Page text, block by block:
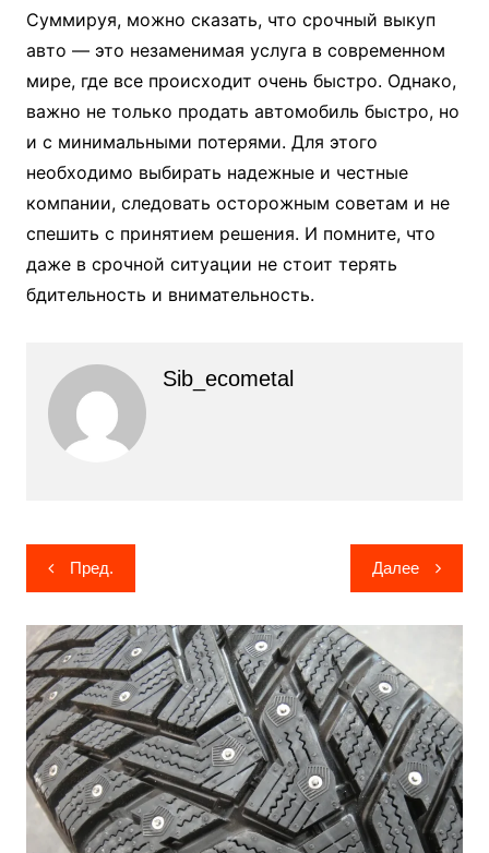
Суммируя, можно сказать, что срочный выкуп
авто — это незаменимая услуга в современном
мире, где все происходит очень быстро. Однако,
важно не только продать автомобиль быстро, но
и с минимальными потерями. Для этого
необходимо выбирать надежные и честные
компании, следовать осторожным советам и не
спешить с принятием решения. И помните, что
даже в срочной ситуации не стоит терять
бдительность и внимательность.
Sib_ecometal
Навигация
по
записям
Пред. Далее